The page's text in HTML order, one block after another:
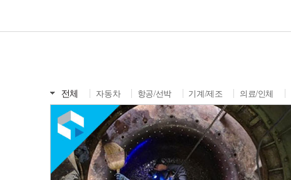
전체 자동차 항공/선박 기계/제조 의료/인체